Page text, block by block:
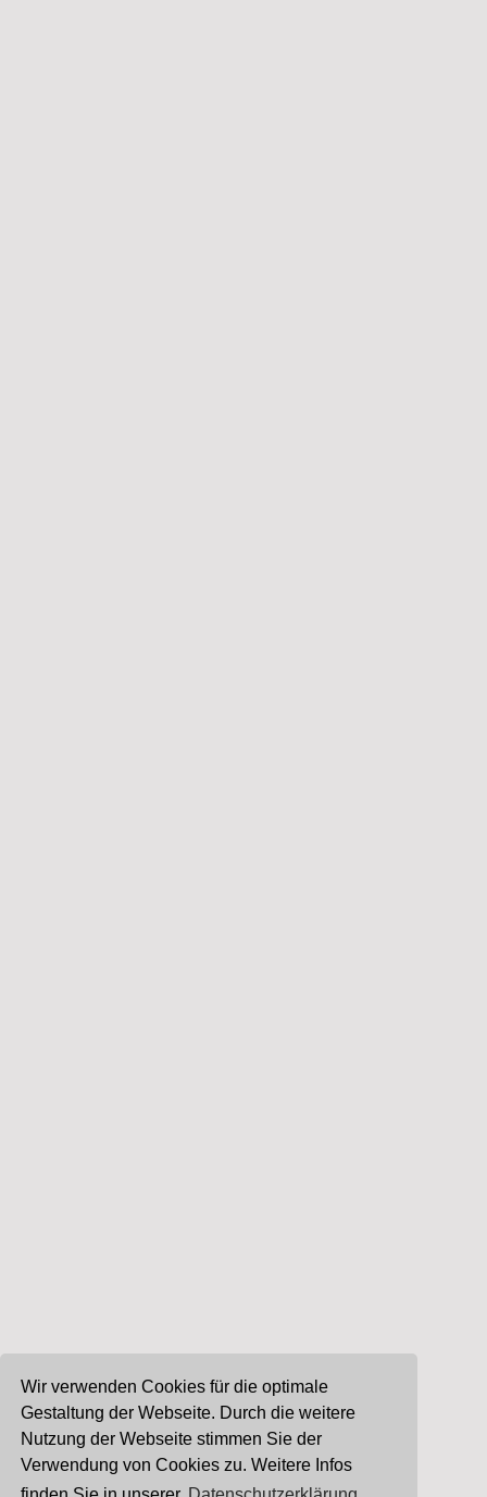
Wir verwenden Cookies für die optimale
Gestaltung der Webseite. Durch die weitere
Nutzung der Webseite stimmen Sie der
Verwendung von Cookies zu. Weitere Infos